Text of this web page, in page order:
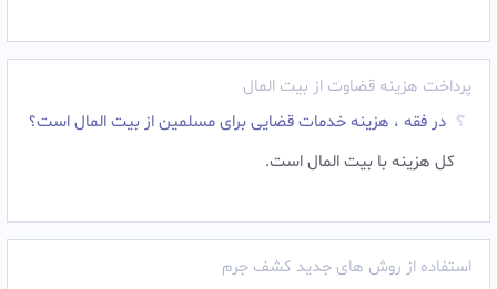
پرداخت هزینه قضاوت از بیت المال
در فقه ، هزینه خدمات قضایی برای مسلمین از بیت المال است؟
کل هزینه با بیت المال است.
استفاده از روش های جدید کشف جرم